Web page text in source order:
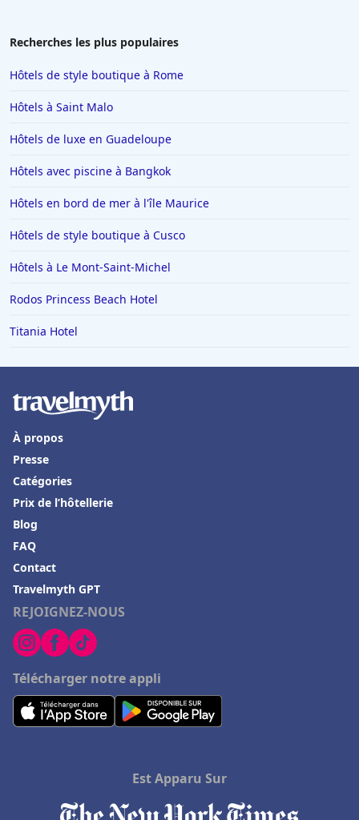
Recherches les plus populaires
Hôtels de style boutique à Rome
Hôtels à Saint Malo
Hôtels de luxe en Guadeloupe
Hôtels avec piscine à Bangkok
Hôtels en bord de mer à l'île Maurice
Hôtels de style boutique à Cusco
Hôtels à Le Mont-Saint-Michel
Rodos Princess Beach Hotel
Titania Hotel
REJOIGNEZ-NOUS
Télécharger notre appli
À propos
Presse
Catégories
Prix de l’hôtellerie
Blog
FAQ
Contact
Travelmyth GPT
Est Apparu Sur